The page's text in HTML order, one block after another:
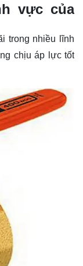
vực của
trong nhiều lĩnh
chịu áp lực tốt